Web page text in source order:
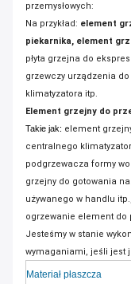
przemysłowych:
Na przykład: element
piekarnika, element
płyta grzejna do
grzewczy urządzenia
klimatyzatora itp.
Element grzejny do
Takie jak: element
centralnego
podgrzewacza formy
grzejny do gotowania
używanego w handlu itp.,
ogrzewanie element do
Jesteśmy w stanie
wymaganiami, jeśli jest
Materiał płaszcza